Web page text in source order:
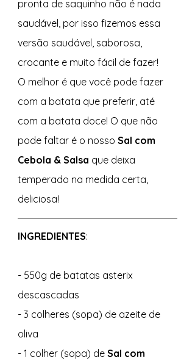
pronta de saquinho não é nada
saudável, por isso fizemos essa
versão saudável, saborosa,
crocante e muito fácil de fazer!
O melhor é que você pode fazer
com a batata que preferir, até
com a batata doce! O que não
pode faltar é o nosso Sal com
Cebola & Salsa que deixa
temperado na medida certa,
deliciosa!
INGREDIENTES:
- 550g de batatas asterix
descascadas
- 3 colheres (sopa) de azeite de
oliva
- 1 colher (sopa) de Sal com